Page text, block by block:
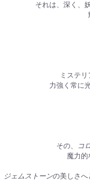
それは、深く、
ミステリ
力強く常に
その、 コ
魔力的
ジェムストーンの美しさへ